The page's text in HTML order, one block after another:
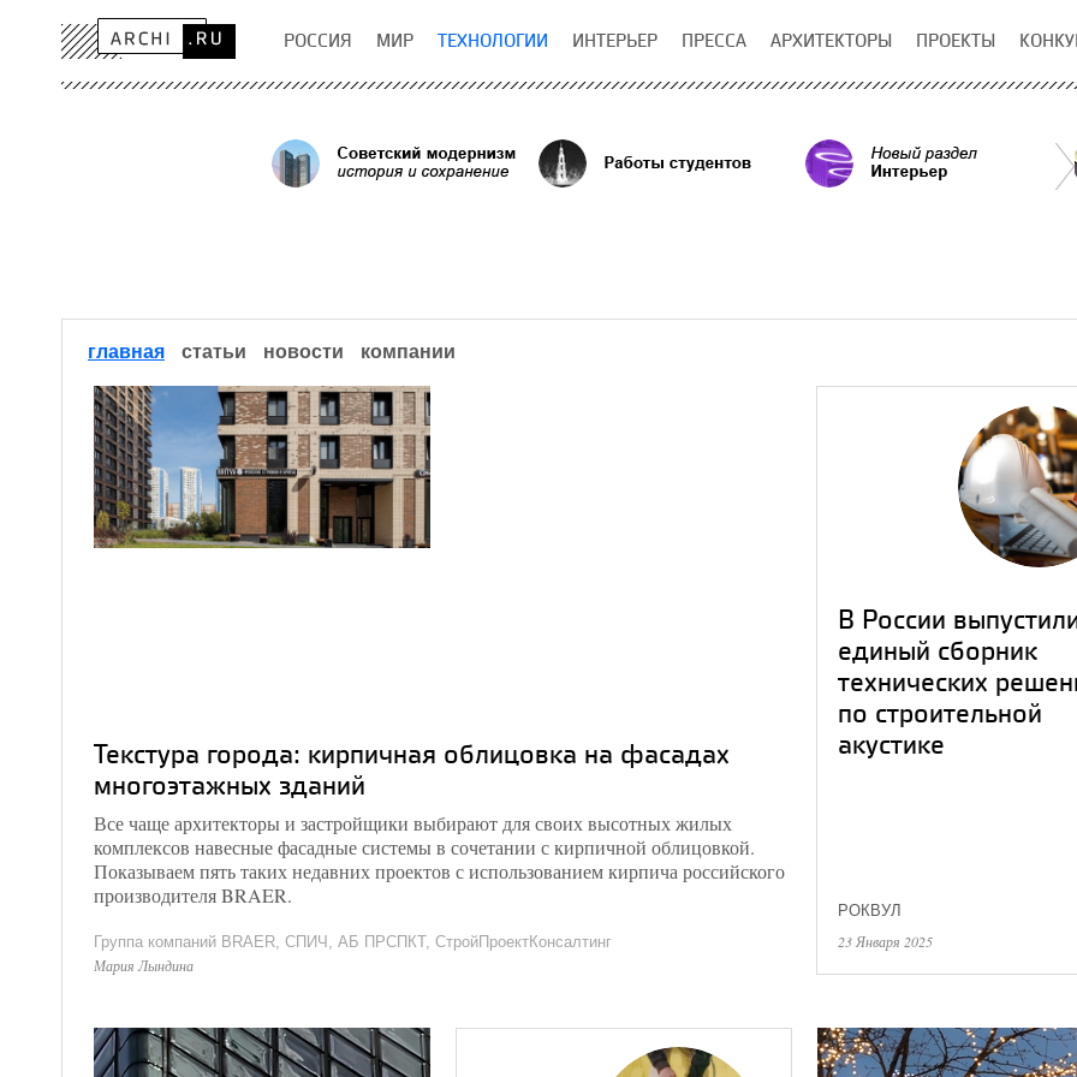
РОССИЯ МИР ТЕХНОЛОГИИ ИНТЕРЬЕР ПРЕССА АРХИТЕКТОРЫ ПРОЕКТЫ
главная статьи новости компании
Текстура города: кирпичная облицовка на фасадах
многоэтажных зданий
Все чаще архитекторы и застройщики выбирают для своих высотных жилых
комплексов навесные фасадные системы в сочетании с кирпичной облицовкой.
Показываем пять таких недавних проектов с использованием кирпича российского
производителя BRAER.
Группа компаний BRAER, СПИЧ, АБ ПРСПКТ, СтройПроектКонсалтинг
Мария Лындина
В России
единый сборник
технических
по строительной
акустике
РОКВУЛ
23 Января 2025